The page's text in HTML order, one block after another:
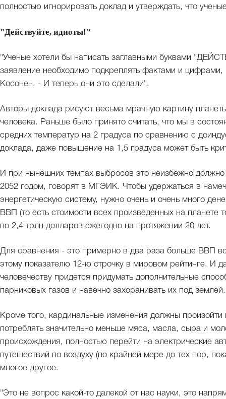
полностью игнорировать доклад и утверждать, что
"Действуйте, идиоты!"
"Ученые хотели бы написать заглавными буквами
заявление необходимо подкреплять фактами и цифрами,
Косонен. - И теперь они это сделали".
Авторы доклада рисуют весьма мрачную картину
человека. Раньше было принято считать, что мы в
средних температур на 2 градуса по сравнению с
доклада, даже повышение на 1,5 градуса может быть
И при нынешних темпах выбросов это неизбежно должно
2052 годом, говорят в МГЭИК. Чтобы удержаться в
энергетическую систему, нужно очень и очень много
ВВП (то есть стоимости всех произведенных на
по 2,4 трлн долларов ежегодно на протяжении 20 лет.
Для сравнения - это примерно в два раза больше ВВП
этому показателю 12-ю строчку в мировом рейтинге. И
человечеству придется придумать дополнительные
парниковых газов и навечно захоранивать их под землей.
Кроме того, кардинальные изменения должны
потреблять значительно меньше мяса, масла, сыра и
происхождения, полностью перейти на электрические
путешествий по воздуху (по крайней мере до тех пор,
многое другое.
"Это не вопрос какой-то далекой от нас науки, это